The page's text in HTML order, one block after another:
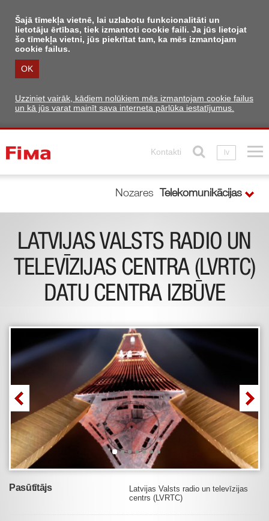
Šajā tīmekļa vietnē, lai uzlabotu funkcionalitāti un
lietotāju ērtības, tiek izmantoti cookie faili. Ja jūs lietojat
šo tīmekļa vietni, jūs piekrītat tam, ka mēs izmantojam
cookie failus.
OK
Uzziniet vairāk, kādiem nolūkiem mēs izmantojam cookie failus
un kā jūs varat mainīt sava interneta pārlūka iestatījumus.
Kontakti lv
Nozares Telekomunikācijas
LATVIJAS VALSTS RADIO UN
TELEVĪZIJAS CENTRA (LVRTC)
DATU CENTRA IZBŪVE
Pasūtītājs
Latvijas Valsts radio un televīzijas
centrs (LVRTC)